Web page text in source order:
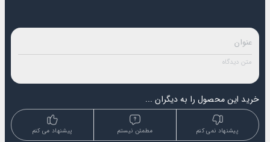
خرید این محصول را به دیگران ...
پیشنهاد می کنم مطمئن نیستم پیشنهاد نمی کنم